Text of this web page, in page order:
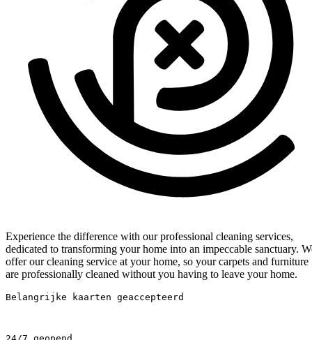
Experience the difference with our professional cleaning services,
dedicated to transforming your home into an impeccable sanctuary.
offer our cleaning service at your home, so your carpets and furniture
are professionally cleaned without you having to leave your home.
Belangrijke kaarten geaccepteerd